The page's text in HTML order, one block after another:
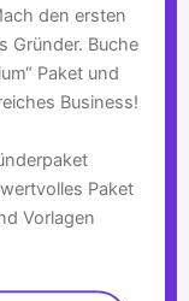
den ersten
Gründer. Buche
Paket und
Business!
Paket
Vorlagen